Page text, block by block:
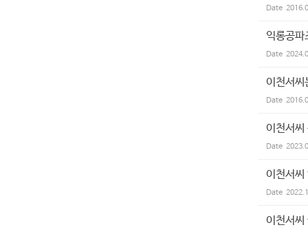
Date
익롱공
Date
이천서
Date
이천서
Date
이천서씨
Date
이천서씨